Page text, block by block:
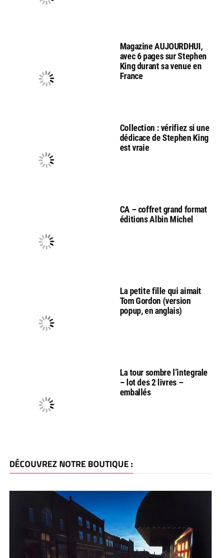
Magazine AUJOURDHUI,
avec 6 pages sur Stephen
King durant sa venue en
France
Collection : vérifiez si une
dédicace de Stephen King
est vraie
CA – coffret grand format
éditions Albin Michel
La petite fille qui aimait
Tom Gordon (version
popup, en anglais)
La tour sombre l’integrale
– lot des 2 livres –
emballés
DÉCOUVREZ NOTRE BOUTIQUE :